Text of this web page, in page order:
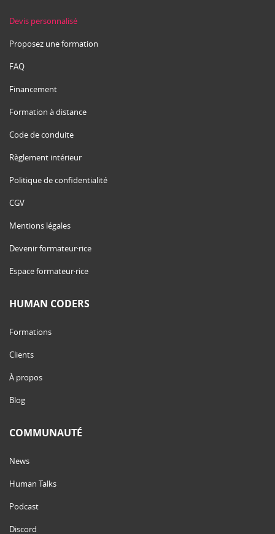
Devis personnalisé
Proposez une formation
FAQ
Financement
Formation à distance
Code de conduite
Règlement intérieur
Politique de confidentialité
CGV
Mentions légales
Devenir formateur·rice
Espace formateur·rice
HUMAN CODERS
Formations
Clients
À propos
Blog
COMMUNAUTÉ
News
Human Talks
Podcast
Discord